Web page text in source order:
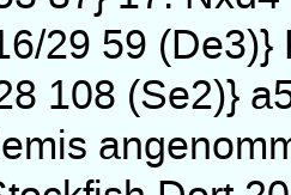
29 59
108 (Se2)}